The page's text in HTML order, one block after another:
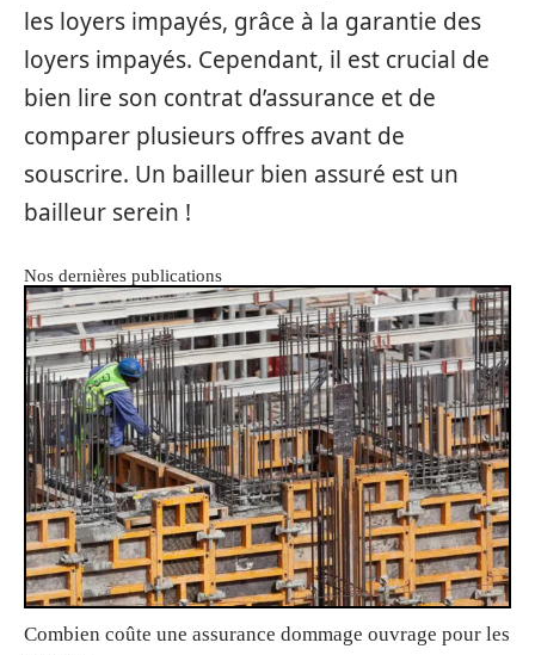
les loyers impayés, grâce à la garantie des
loyers impayés. Cependant, il est crucial de
bien lire son contrat d’assurance et de
comparer plusieurs offres avant de
souscrire. Un bailleur bien assuré est un
bailleur serein !
Nos dernières publications
Combien coûte une assurance dommage ouvrage pour les